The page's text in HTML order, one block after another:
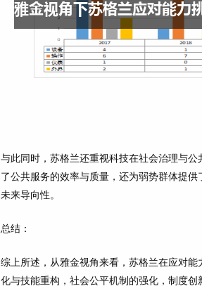
与此同时，苏格兰还重视科技在社会治理与
了公共服务的效率与质量，还为弱势群体提
未来导向性。
总结：
综上所述，从雅金视角来看，苏格兰在应对
化与技能重构，社会公平机制的强化，制度